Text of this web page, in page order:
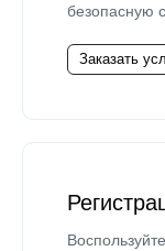
безопасную
Заказать